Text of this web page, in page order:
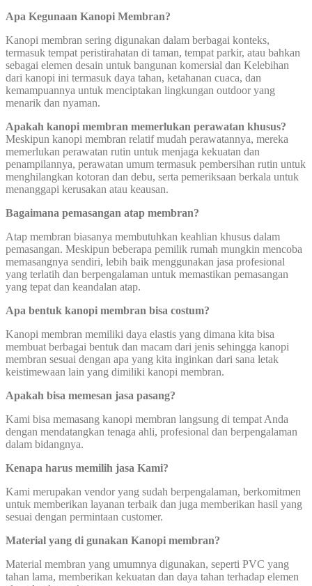
Apa Kegunaan Kanopi Membran?
Kanopi membran sering digunakan dalam berbagai konteks,
termasuk tempat peristirahatan di taman, tempat parkir, atau bahkan
sebagai elemen desain untuk bangunan komersial dan Kelebihan
dari kanopi ini termasuk daya tahan, ketahanan cuaca, dan
kemampuannya untuk menciptakan lingkungan outdoor yang
menarik dan nyaman.
Apakah kanopi membran memerlukan perawatan khusus?
Meskipun kanopi membran relatif mudah perawatannya, mereka
memerlukan perawatan rutin untuk menjaga kekuatan dan
penampilannya, perawatan umum termasuk pembersihan rutin untuk
menghilangkan kotoran dan debu, serta pemeriksaan berkala untuk
menanggapi kerusakan atau keausan.
Bagaimana pemasangan atap membran?
Atap membran biasanya membutuhkan keahlian khusus dalam
pemasangan. Meskipun beberapa pemilik rumah mungkin mencoba
memasangnya sendiri, lebih baik menggunakan jasa profesional
yang terlatih dan berpengalaman untuk memastikan pemasangan
yang tepat dan keandalan atap.
Apa bentuk kanopi membran bisa costum?
Kanopi membran memiliki daya elastis yang dimana kita bisa
membuat berbagai bentuk dan macam dari jenis sehingga kanopi
membran sesuai dengan apa yang kita inginkan dari sana letak
keistimewaan lain yang dimiliki kanopi membran.
Apakah bisa memesan jasa pasang?
Kami bisa memasang kanopi membran langsung di tempat Anda
dengan mendatangkan tenaga ahli, profesional dan berpengalaman
dalam bidangnya.
Kenapa harus memilih jasa Kami?
Kami merupakan vendor yang sudah berpengalaman, berkomitmen
untuk memberikan layanan terbaik dan juga memberikan hasil yang
sesuai dengan permintaan customer.
Material yang di gunakan Kanopi membran?
Material membran yang umumnya digunakan, seperti PVC yang
tahan lama, memberikan kekuatan dan daya tahan terhadap elemen